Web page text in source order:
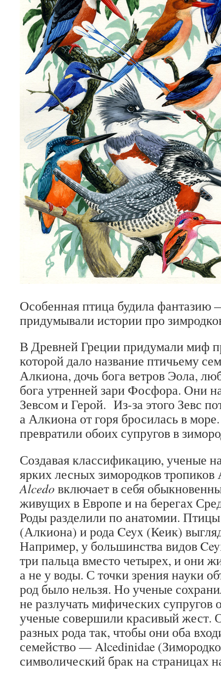
Особенная птица будила
придумывали истории про
В Древней Греции придумали миф
которой дало название птичьему
Алкиона, дочь бога ветров Эола,
бога утренней зари Фосфора. Они
Зевсом и Герой. Из-за этого Зевс
а Алкиона от горя бросилась в
превратили обоих супругов в
Создавая классификацию, ученые
ярких лесных зимородков
Alcedo включает в себя
живущих в Европе и на берегах
Роды разделили по анатомии. Птицы
(Алкиона) и рода Ceyx (Кеик)
Например, у большинства видов
три пальца вместо четырех, и они
а не у воды. С точки зрения науки
род было нельзя. Но ученые
не разлучать мифических супругов
ученые совершили красивый жест.
разных рода так, чтобы они оба
семейство — Alcedinidae
символический брак на страницах